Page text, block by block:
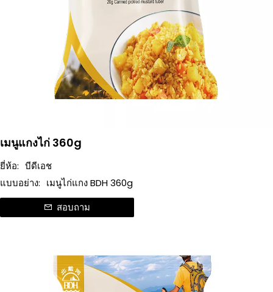
เมนูแกงไก่ 360g
ยี่ห้อ: บีดีเอช
แบบอย่าง: เมนูไก่แกง BDH 360g
สอบถาม